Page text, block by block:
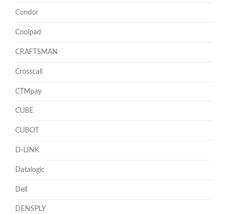
Condor
Coolpad
CRAFTSMAN
Crosscall
CTMpay
CUBE
CUBOT
D-LINK
Datalogic
Dell
DENSPLY